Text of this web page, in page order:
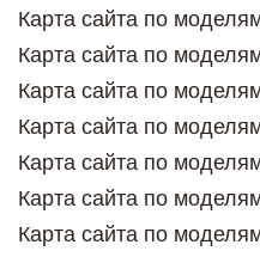
Карта сайта по
Карта сайта по
Карта сайта по
Карта сайта по
Карта сайта по
Карта сайта по
Карта сайта по